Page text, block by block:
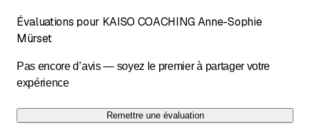
Évaluations pour KAISO COACHING Anne-Sophie
Mürset
Pas encore d’avis — soyez le premier à partager votre
expérience
Remettre une évaluation